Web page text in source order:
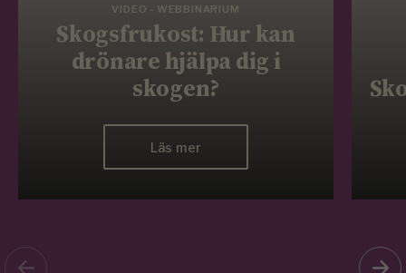
VIDEO - WEBBINARIUM
Skogsfrukost: Hur kan
drönare hjälpa dig i
skogen?
Läs mer